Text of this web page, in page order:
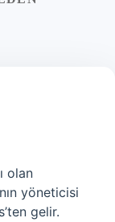
olan
yöneticisi
gelir.